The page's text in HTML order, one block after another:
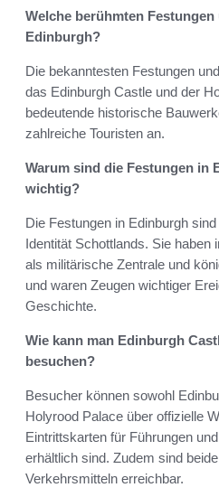
Welche berühmten
Edinburgh?
Die bekanntesten Festungen
das Edinburgh Castle und der
bedeutende historische
zahlreiche Touristen an.
Warum sind die Festungen in
wichtig?
Die Festungen in Edinburgh
Identität Schottlands. Sie haben
als militärische Zentrale und
und waren Zeugen wichtiger
Geschichte.
Wie kann man Edinburgh
besuchen?
Besucher können sowohl
Holyrood Palace über offizielle
Eintrittskarten für Führungen
erhältlich sind. Zudem sind
Verkehrsmitteln erreichbar.